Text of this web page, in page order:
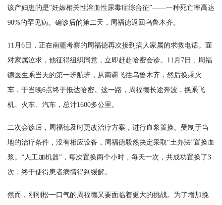
该产妇患的是“妊娠相关性溶血性尿毒症综合征”——一种死亡率高达
90%的罕见病。确诊后的第二天，周福德返回乌鲁木齐。
11月6日，正在南疆考察的周福德再次接到病人家属的求救电话。面
对家属泣求，他征得组织同意，立即赶赴哈密会诊。11月7日，周福
德医生乘当天的第一班航班，从南疆飞往乌鲁木齐，然后换乘火
车，于当晚6点终于抵达哈密。这一路，周福德长途奔波，换乘飞
机、火车、汽车，总计1600多公里。
二次会诊后，周福德及时更改治疗方案，进行血浆置换。受制于当
地的治疗条件，没有相应设备，周福德毅然决定采取“土办法”置换血
浆。“人工加机器”，每次置换两个小时，每天一次，共成功置换了3
次，终于使得患者病情得到缓解。
然而，刚刚松一口气的周福德又要面临着更大的挑战。为了增加挽